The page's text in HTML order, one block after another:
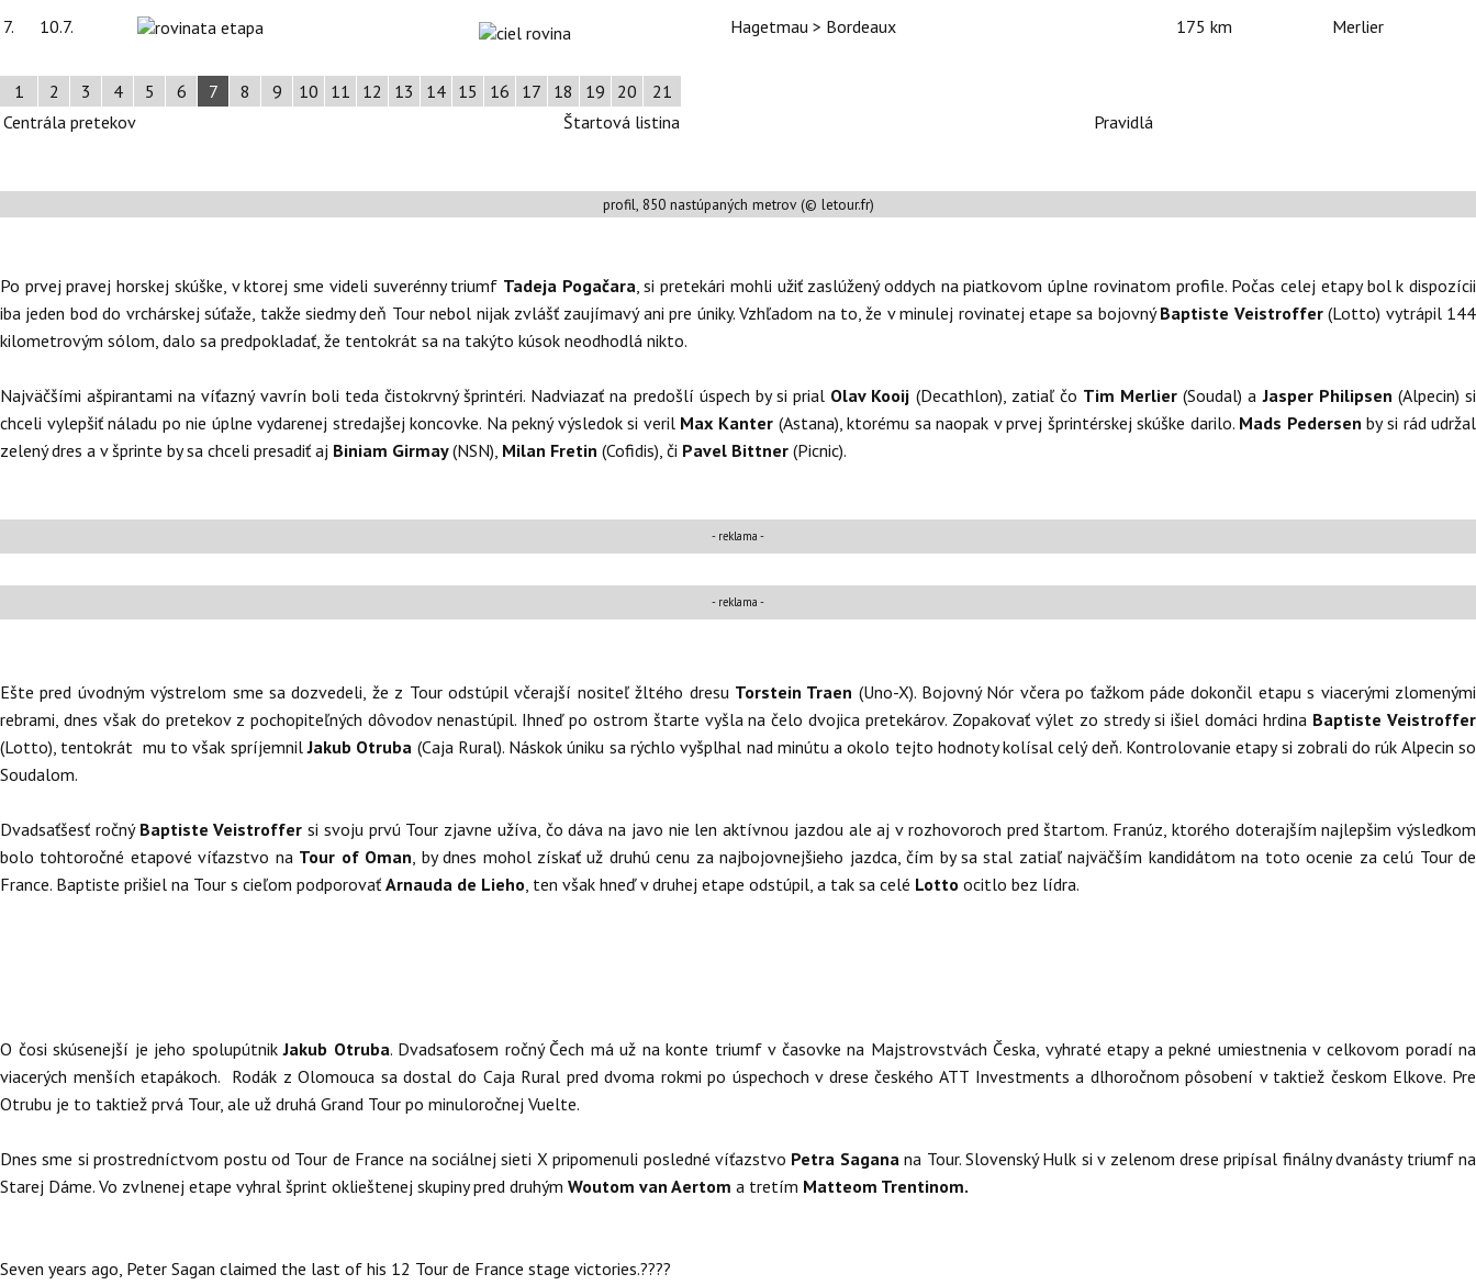
7. 10.7. Hagetmau > Bordeaux 175 km Merlier
1 2 3 4 5 6 7 8 9 10 11 12 13 14 15 16 17 18 19 20
21
Centrála pretekov
Štartová listina Pravidlá
profil, 850 nastúpaných metrov (© letour.fr)
Po prvej pravej horskej skúške, v ktorej sme videli suverénny triumf Tadeja Pogačara, si pretekári mohli užiť zaslúžený oddych na piatkovom úplne rovinatom profile. Počas celej etapy bol k dispozícii
iba jeden bod do vrchárskej súťaže, takže siedmy deň Tour nebol nijak zvlášť zaujímavý ani pre úniky. Vzhľadom na to, že v minulej rovinatej etape sa bojovnýBaptiste Veistroffer(Lotto) vytrápil 144
kilometrovým sólom, dalo sa predpokladať, že tentokrát sa na takýto kúsok neodhodlá nikto.
Najväčšími ašpirantami na víťazný vavrín boli teda čistokrvný šprintéri. Nadviazať na predošlí úspech by si prial Olav Kooij (Decathlon), zatiaľ čo Tim Merlier(Soudal) aJasper Philipsen (Alpecin) si
chceli vylepšiť náladu po nie úplne vydarenej stredajšej koncovke. Na pekný výsledok si veril Max Kanter (Astana), ktorému sa naopak v prvej šprintérskej skúške darilo. Mads Pedersen by si rád udržal
zelený dres a v šprinte by sa chceli presadiť aj Biniam Girmay(NSN), Milan Fretin (Cofidis), či Pavel Bittner (Picnic).
- reklama -
- reklama -
Ešte pred úvodným výstrelom sme sa dozvedeli, že z Tour odstúpil včerajší nositeľ žltého dresu Torstein Traen (Uno-X). Bojovný Nór včera po ťažkom páde dokončil etapu s viacerými zlomenými
rebrami, dnes však do pretekov z pochopiteľných dôvodov nenastúpil. Ihneď po ostrom štarte vyšla na čelo dvojica pretekárov. Zopakovať výlet zo stredy si išiel domáci hrdina Baptiste Veistroffer
(Lotto), tentokrát mu to však spríjemnilJakub Otruba (Caja Rural). Náskok úniku sa rýchlo vyšplhal nad minútu a okolo tejto hodnoty kolísal celý deň. Kontrolovanie etapy si zobrali do rúk Alpecin so
Soudalom.
Dvadsaťšesť ročný Baptiste Veistroffer si svoju prvú Tour zjavne užíva, čo dáva na javo nie len aktívnou jazdou ale aj v rozhovoroch pred štartom. Franúz, ktorého doterajším najlepšim výsledkom
bolo tohtoročné etapové víťazstvo na Tour of Oman, by dnes mohol získať už druhú cenu za najbojovnejšieho jazdca, čím by sa stal zatiaľ najväčším kandidátom na toto ocenie za celú Tour de
France. Baptiste prišiel na Tour s cieľom podporovaťArnauda de Lieho, ten však hneď v druhej etape odstúpil, a tak sa celé Lotto ocitlo bez lídra.
O čosi skúsenejší je jeho spolupútnikJakub Otruba. Dvadsaťosem ročný Čech má už na konte triumf v časovke na Majstrovstvách Česka, vyhraté etapy a pekné umiestnenia v celkovom poradí na
viacerých menších etapákoch. Rodák z Olomouca sa dostal do Caja Rural pred dvoma rokmi po úspechoch v drese českého ATT Investments a dlhoročnom pôsobení v taktiež českom Elkove. Pre
Otrubu je to taktiež prvá Tour, ale už druhá Grand Tour po minuloročnej Vuelte.
Dnes sme si prostredníctvom postu od Tour de France na sociálnej sieti X pripomenuli posledné víťazstvo Petra Saganana Tour. Slovenský Hulk si v zelenom drese pripísal finálny dvanásty triumf na
Starej Dáme. Vo zvlnenej etape vyhral šprint oklieštenej skupiny pred druhým Woutom van Aertom a tretím Matteom Trentinom.
Seven years ago, Peter Sagan claimed the last of his 12 Tour de France stage victories.????